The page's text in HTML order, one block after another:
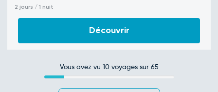
2 jours / 1 nuit
Découvrir
Vous avez vu 10voyages sur 65